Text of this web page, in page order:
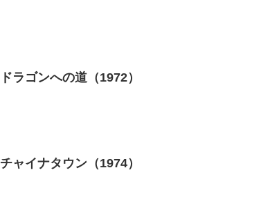
ドラゴンへの道（1972）
チャイナタウン（1974）